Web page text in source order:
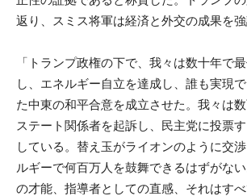
返り、スミス将軍は経済と外交の成果を強
「トランプ政権の下で、我々は数十年で
し、エネルギー自立を達成し、誰も実現
た中東の和平合意を成立させた。我々は
ステート関係者を起訴し、民主党に投票
している。替え玉がライオンのように交
ルギーで何百万人を鼓舞できるはずがな
の才能、指導者としての直感、それはす